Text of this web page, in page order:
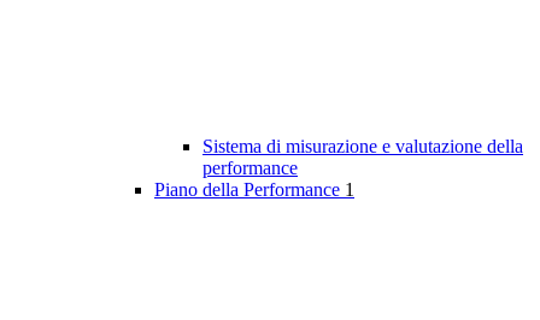
Sistema di misurazione e valutazione della
performance
Piano della Performance 1